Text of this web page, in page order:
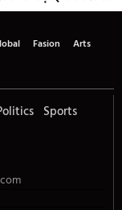
Fasion
Arts
Sports